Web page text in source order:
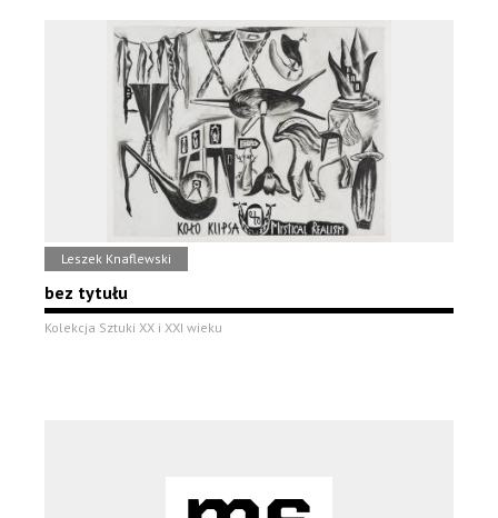
Leszek Knaflewski
bez tytułu
Kolekcja Sztuki XX i XXI wieku